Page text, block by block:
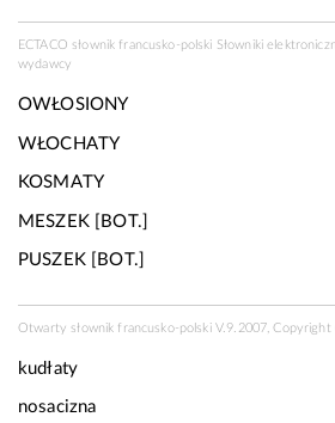
ECTACO słownik francusko-polski Słowniki
wydawcy
OWŁOSIONY
WŁOCHATY
KOSMATY
MESZEK [BOT.]
PUSZEK [BOT.]
Otwarty słownik francusko-polski V.9.2007, Copyright
kudłaty
nosacizna